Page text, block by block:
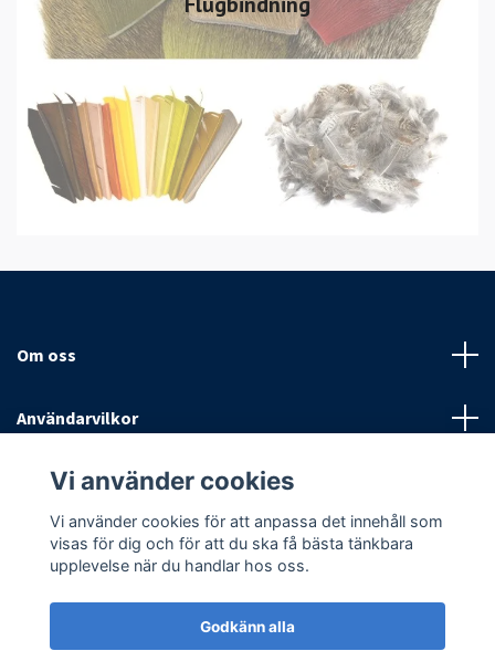
Om oss
Användarvilkor
Sociala medier
Vi använder cookies
Vi använder cookies för att anpassa det innehåll som
visas för dig och för att du ska få bästa tänkbara
upplevelse när du handlar hos oss.
Godkänn alla